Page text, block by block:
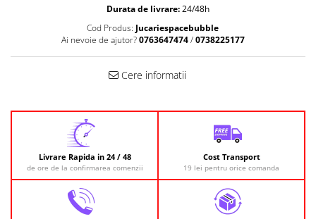
Durata de livrare:24/48h
Cod Produs: Jucariespacebubble
Ai nevoie de ajutor? 0763647474 /0738225177
Cere informatii
Livrare Rapida in 24 / 48
de ore de la confirmarea comenzii
Cost Transport
19 lei pentru orice comanda